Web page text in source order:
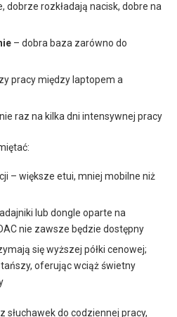
dobrze rozkładają nacisk, dobre na
– dobra baza zarówno do
pracy między laptopem a
raz na kilka dni intensywnej pracy
– większe etui, mniej mobilne niż
lub dongle oparte na
nie zawsze będzie dostępny
się wyższej półki cenowej;
oferując wciąż świetny
słuchawek do codziennej pracy,